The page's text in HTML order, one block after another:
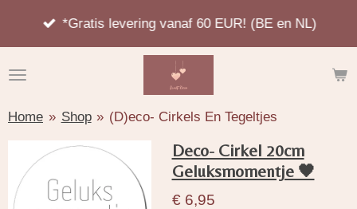
de
*Gratis levering vanaf 60 EUR! (BE en NL)
Home » Shop » (D)eco- Cirkels En Tegeltjes
Deco- Cirkel 20cm
Geluksmomentje 🖤
€ 6,95